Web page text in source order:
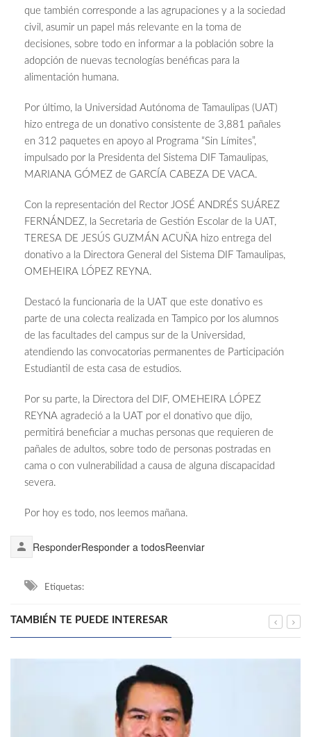
que también corresponde a las agrupaciones y a la sociedad
civil, asumir un papel más relevante en la toma de
decisiones, sobre todo en informar a la población sobre la
adopción de nuevas tecnologías benéficas para la
alimentación humana.
Por último, la Universidad Autónoma de Tamaulipas (UAT)
hizo entrega de un donativo consistente de 3,881 pañales
en 312 paquetes en apoyo al Programa “Sin Límites”,
impulsado por la Presidenta del Sistema DIF Tamaulipas,
MARIANA GÓMEZ de GARCÍA CABEZA DE VACA.
Con la representación del Rector JOSÉ ANDRÉS SUÁREZ
FERNÁNDEZ, la Secretaria de Gestión Escolar de la UAT,
TERESA DE JESÚS GUZMÁN ACUÑA hizo entrega del
donativo a la Directora General del Sistema DIF Tamaulipas,
OMEHEIRA LÓPEZ REYNA.
Destacó la funcionaria de la UAT que este donativo es
parte de una colecta realizada en Tampico por los alumnos
de las facultades del campus sur de la Universidad,
atendiendo las convocatorias permanentes de Participación
Estudiantil de esta casa de estudios.
Por su parte, la Directora del DIF, OMEHEIRA LÓPEZ
REYNA agradeció a la UAT por el donativo que dijo,
permitirá beneficiar a muchas personas que requieren de
pañales de adultos, sobre todo de personas postradas en
cama o con vulnerabilidad a causa de alguna discapacidad
severa.
Por hoy es todo, nos leemos mañana.
ResponderResponder a todosReenviar
Etiquetas:
TAMBIÉN TE PUEDE INTERESAR